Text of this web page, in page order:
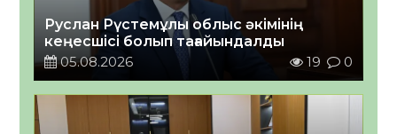
Руслан Рүстемұлы облыс әкімінің
кеңесшісі болып тағайындалды
05.08.2026
19 0